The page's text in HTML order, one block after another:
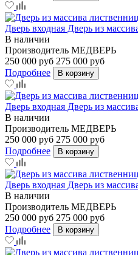
Дверь входная Дверь из
В наличии
Производитель МЕДВЕРЬ
250 000 руб 275 000 руб
Подробнее
В корзину
Дверь входная Дверь из
В наличии
Производитель МЕДВЕРЬ
250 000 руб 275 000 руб
Подробнее
В корзину
Дверь входная Дверь из
В наличии
Производитель МЕДВЕРЬ
250 000 руб 275 000 руб
Подробнее
В корзину